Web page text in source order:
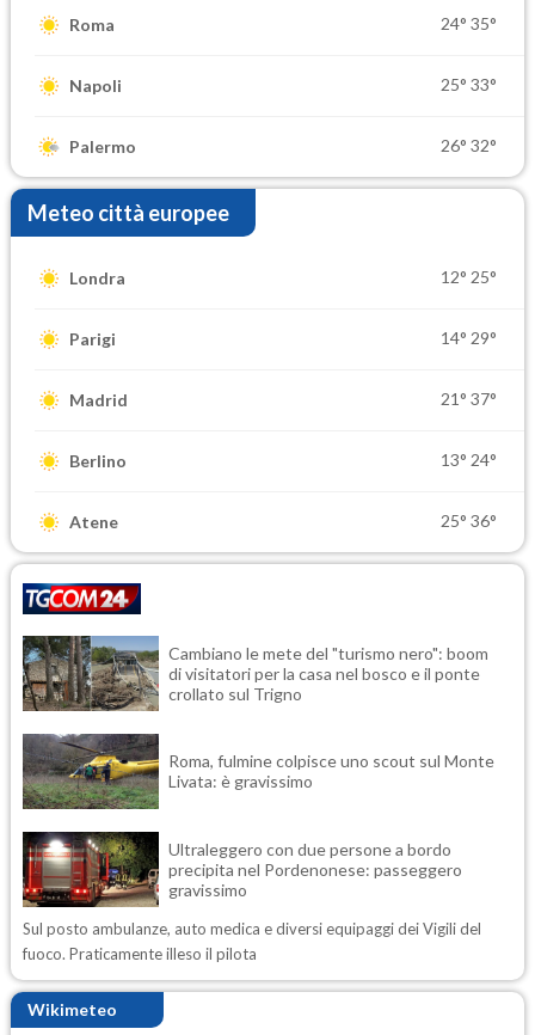
Roma 24° 35°
Napoli 25° 33°
Palermo 26° 32°
Meteo città europee
Londra 12° 25°
Parigi 14° 29°
Madrid 21° 37°
Berlino 13° 24°
Atene 25° 36°
Cambiano le mete del "turismo nero": boom
di visitatori per la casa nel bosco e il ponte
crollato sul Trigno
Roma, fulmine colpisce uno scout sul Monte
Livata: è gravissimo
Ultraleggero con due persone a bordo
precipita nel Pordenonese: passeggero
gravissimo
Sul posto ambulanze, auto medica e diversi equipaggi dei Vigili del
fuoco. Praticamente illeso il pilota
Wikimeteo